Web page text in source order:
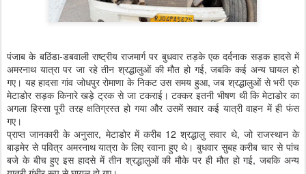
पंजाब के बठिंडा-डबवाली राष्ट्रीय राजमार्ग पर बुधवार तड़के एक दर्दनाक सड़क हादसे में
अमरनाथ यात्रा पर जा रहे तीन श्रद्धालुओं की मौत हो गई, जबकि कई अन्य घायल हो
गए। यह हादसा गांव जोधपुर रोमाणा के निकट उस समय हुआ, जब श्रद्धालुओं से भरी एक
मेटाडोर सड़क किनारे खड़े ट्रक से जा टकराई। टक्कर इतनी भीषण थी कि मेटाडोर का
अगला हिस्सा पूरी तरह क्षतिग्रस्त हो गया और उसमें सवार कई यात्री वाहन में ही फंस
गए।
प्राप्त जानकारी के अनुसार, मेटाडोर में करीब 12 श्रद्धालु सवार थे, जो राजस्थान के
बाड़मेर से पवित्र अमरनाथ यात्रा के लिए रवाना हुए थे। बुधवार सुबह करीब चार से पांच
बजे के बीच हुए इस हादसे में तीन श्रद्धालुओं की मौके पर ही मौत हो गई, जबकि अन्य